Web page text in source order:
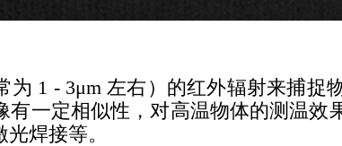
1 - 3μm 左右）的红外辐射来捕捉
一定相似性，对高温物体的测温
焊接等。